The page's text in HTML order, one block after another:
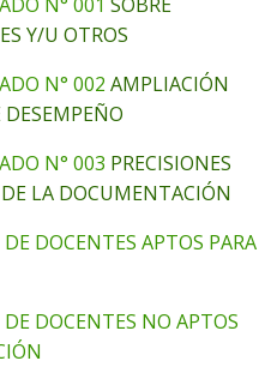
Y/U OTROS
N° 002 AMPLIACIÓN
N° 003 PRECISIONES
LA DOCUMENTACIÓN
DOCENTES APTOS PARA
DOCENTES NO APTOS